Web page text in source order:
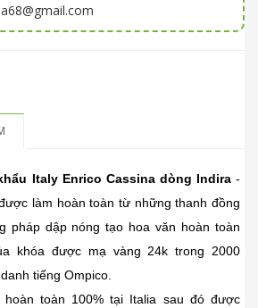
Italy Enrico Cassina dòng Indira-
làm hoàn toàn từ những thanh đồng
pháp dập nóng tạo hoa văn hoàn toàn
khóa được mạ vàng 24k trong 2000
tiếng Ompico.
toàn 100% tại Italia sau đó được